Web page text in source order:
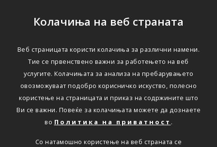
Колачиња на веб страната
Веб страницата користи колачиња за различни намени.
Тие се првенствено важни за работењето на веб
услугите. Колачињата за анализа на пребарувањето
овозможуваат подобро корисничко искуство, полесно
користење на страницата и приказ на содржините што
Ви се важни. Повеќе за колачињата можете да дознаете
во Политика на приватност .
Со натамошно користење на веб страната се